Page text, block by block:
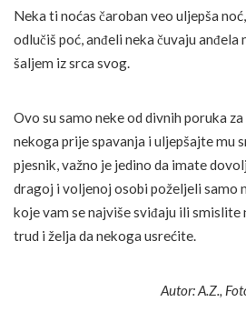
Neka ti noćas čaroban veo uljepša
odlučiš poć, anđeli neka čuvaju
šaljem iz srca svog.
Ovo su samo neke od divnih poruka
nekoga prije spavanja i uljepšajte mu
pjesnik, važno je jedino da imate
dragoj i voljenoj osobi poželjeli samo
koje vam se najviše sviđaju ili smislite
trud i želja da nekoga usrećite.
Autor: A.Z.,